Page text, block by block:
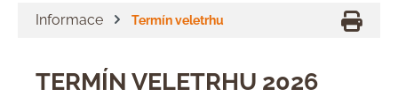
Informace Termín veletrhu
TERMÍN VELETRHU 2026